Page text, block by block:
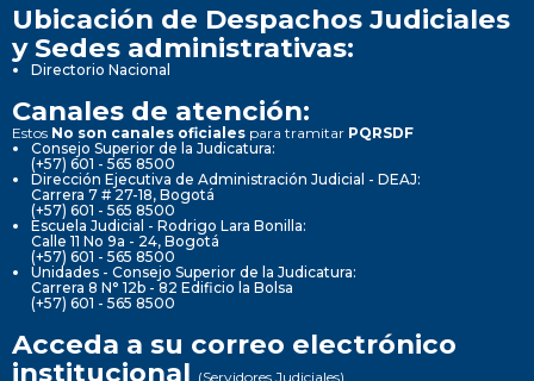
Ubicación de Despachos Judiciales
y Sedes administrativas:
Directorio Nacional
Canales de atención:
Estos No son canales oficiales para tramitar PQRSDF
Consejo Superior de la Judicatura:
(+57) 601 - 565 8500
Dirección Ejecutiva de Administración Judicial - DEAJ:
Carrera 7 # 27-18, Bogotá
(+57) 601 - 565 8500
Escuela Judicial - Rodrigo Lara Bonilla:
Calle 11 No 9a - 24, Bogotá
(+57) 601 - 565 8500
Unidades - Consejo Superior de la Judicatura:
Carrera 8 N° 12b - 82 Edificio la Bolsa
(+57) 601 - 565 8500
Acceda a su correo electrónico
institucional (Servidores Judiciales)